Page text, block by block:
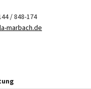
/ 848-174
marbach.de